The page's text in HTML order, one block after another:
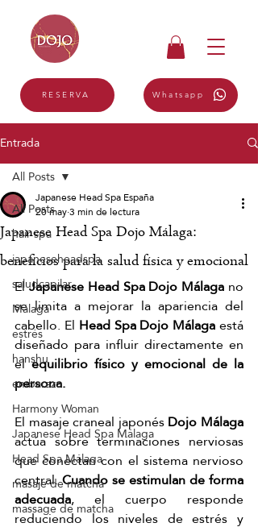
RESERVA Whatsapp
Entrada
All Posts
hair spa
japaneseheadspa
saludcapilar
Málaga
estrés
hanshu
embarazo
Harmony Woman
Japanese Head Spa Málaga
Head Spa Málaga
masaje de matcha
massage de matcha
All Posts
Japanese Head Spa Dojo Málaga:
beneficios para la salud física y emocional
Japanese Head Spa España
20 may3 min de lectura
El Japanese Head Spa Dojo Málaga no
se limita a mejorar la apariencia del
cabello. El Head Spa Dojo Málaga está
diseñado para influir directamente en
el equilibrio físico y emocional de la
persona.
El masaje craneal japonés Dojo Málaga
actúa sobre terminaciones nerviosas
que conectan con el sistema nervioso
central. Cuando se estimulan de forma
adecuada, el cuerpo responde
reduciendo los niveles de estrés y